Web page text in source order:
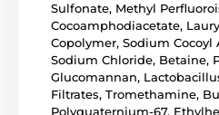
Sulfonate, Methyl
Cocoamphodiacetate,
Copolymer, Sodium Cocoyl
Sodium Chloride, Betaine,
Glucomannan,
Filtrates, Tromethamine,
Polyquaternium-67,